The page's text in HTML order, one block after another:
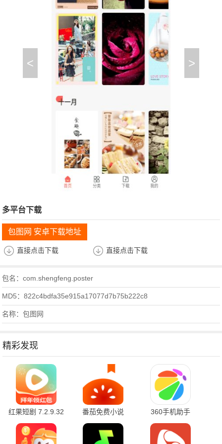
< >
多平台下载
包图网 安卓下载地址
直接点击下载 直接点击下载
包名：com.shengfeng.poster
MD5：822c4bdfa35e915a17077d7b75b222c8
名称：包图网
精彩发现
红果短剧 7.2.9.32
官方版
番茄免费小说
7.2.9.32 安卓版
360手机助手
10.2.2 官方版